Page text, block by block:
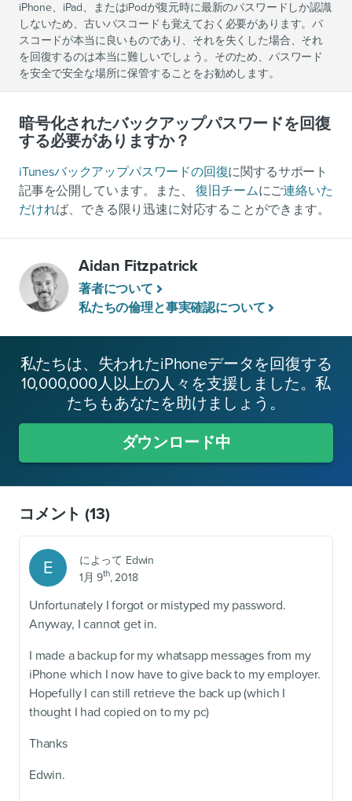
iPhone、iPad、またはiPodが復元時に最新のパスワードしか認識
しないため、古いパスコードも覚えておく必要があります。パ
スコードが本当に良いものであり、それを失くした場合、それ
を回復するのは本当に難しいでしょう。そのため、パスワード
を安全で安全な場所に保管することをお勧めします。
暗号化されたバックアップパスワードを回復
する必要がありますか？
iTunesバックアップパスワードの回復に関するサポート
記事を公開しています。また、復旧チームにご連絡いた
だければ、できる限り迅速に対応することができます。
Aidan Fitzpatrick
著者について
私たちの倫理と事実確認について
私たちは、失われたiPhoneデータを回復する
10,000,000人以上の人々を支援しました。私
たちもあなたを助けましょう。
ダウンロード中
コメント(13)
E によって Edwin
1月 9th, 2018
Unfortunately I forgot or mistyped my password.
Anyway, I cannot get in.
I made a backup for my whatsapp messages from my
iPhone which I now have to give back to my employer.
Hopefully I can still retrieve the back up (which I
thought I had copied on to my pc)
Thanks
Edwin.